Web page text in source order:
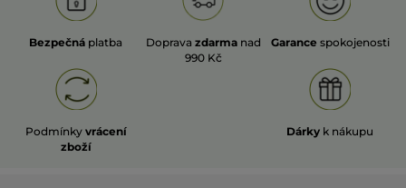
Bezpečná platba Doprava zdarma nad
990 Kč
Garance spokojenosti
Podmínky vrácení
zboží
Dárky k nákupu